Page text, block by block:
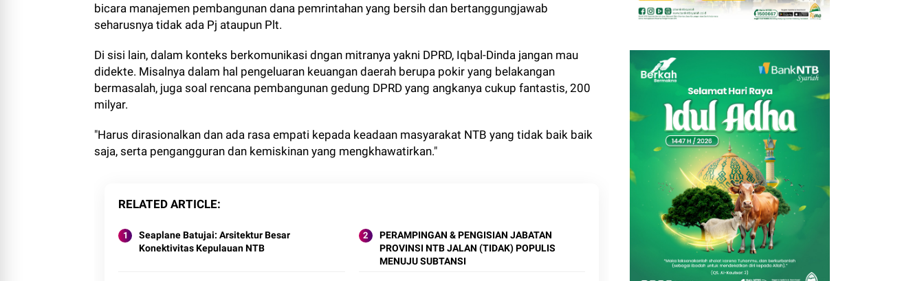
bicara manajemen pembangunan dana pemrintahan yang bersih dan bertanggungjawab
seharusnya tidak ada Pj ataupun Plt.
Di sisi lain, dalam konteks berkomunikasi dngan mitranya yakni DPRD, Iqbal-Dinda jangan mau
didekte. Misalnya dalam hal pengeluaran keuangan daerah berupa pokir yang belakangan
bermasalah, juga soal rencana pembangunan gedung DPRD yang angkanya cukup fantastis, 200
milyar.
"Harus dirasionalkan dan ada rasa empati kepada keadaan masyarakat NTB yang tidak baik baik
saja, serta pengangguran dan kemiskinan yang mengkhawatirkan."
RELATED ARTICLE
Seaplane Batujai: Arsitektur Besar
Konektivitas Kepulauan NTB
PERAMPINGAN & PENGISIAN JABATAN
PROVINSI NTB JALAN (TIDAK) POPULIS
MENUJU SUBTANSI